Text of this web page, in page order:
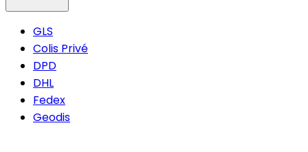
GLS
Colis Privé
DPD
DHL
Fedex
Geodis